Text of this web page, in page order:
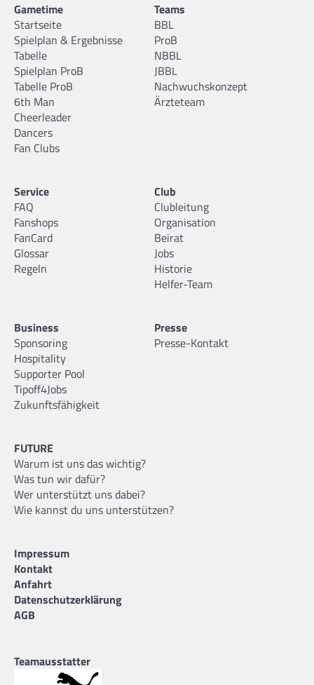
Gametime
Startseite
Spielplan & Ergebnisse
Tabelle
Spielplan ProB
Tabelle ProB
6th Man
Cheerleader
Dancers
Fan Clubs
Teams
BBL
ProB
NBBL
JBBL
Nachwuchskonzept
Ärzteteam
Service
FAQ
Fanshops
FanCard
Glossar
Regeln
Club
Clubleitung
Organisation
Beirat
Jobs
Historie
Helfer-Team
Business
Sponsoring
Hospitality
Supporter Pool
Tipoff4Jobs
Zukunftsfähigkeit
Presse
Presse-Kontakt
FUTURE
Warum ist uns das wichtig?
Was tun wir dafür?
Wer unterstützt uns dabei?
Wie kannst du uns unterstützen?
Impressum
Kontakt
Anfahrt
Datenschutzerklärung
AGB
Teamausstatter